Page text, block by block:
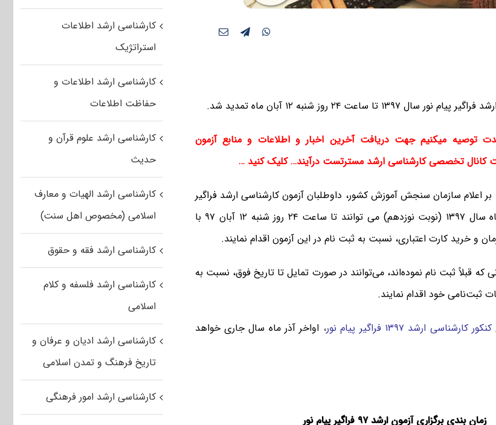
تا ساعت ۲۴ روز شنبه ۱۲ آبان ماه تمدید شد.
توصیه میکنیم جهت دریافت آخرین اخبار و اطلاعات و منابع آزمون
کانال تخصصی کارشناسی ارشد مسترتست درآیند… کلیک کنید …
اعلام سازمان سنجش آموزش کشور، داوطلبان آزمون کارشناسی ارشد فراگیر
دانشگاه پیام نور بهمن ماه سال ۱۳۹۷ (نوبت نوزدهم) می توانند تا ساعت ۲۴ روز شنبه ۱۲ آبان ۹۷ با
و خرید کارت اعتباری، نسبت به ثبت نام در این آزمون اقدام نمایند.
که قبلاً ثبت‌ نام نموده‌اند، می‌توانند در صورت تمایل تا تاریخ فوق، نسبت به
ثبت‌نامی خود اقدام نمایند.
ارشد ۱۳۹۷ فراگیر پیام نور ، اواخر آذر ماه سال جاری خواهد
زمان بندی برگزاری آزمون ارشد ۹۷ فراگیر پیام نور
کارشناسی ارشد اطلاعات
استراتژیک
کارشناسی ارشد اطلاعات و
حفاظت اطلاعات
کارشناسی ارشد علوم قرآن و
حدیث
کارشناسی ارشد الهیات و معارف
اسلامی (مخصوص اهل سنت)
کارشناسی ارشد فقه و حقوق
کارشناسی ارشد فلسفه و کلام
اسلامی
کارشناسی ارشد ادیان و عرفان و
تاریخ فرهنگ و تمدن اسلامی
کارشناسی ارشد امور فرهنگی